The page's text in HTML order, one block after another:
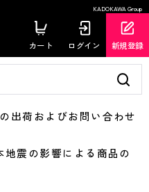
KADOKAWA Group
カート ログイン 新規登録
荷およびお問い合わせ
震の影響による商品の